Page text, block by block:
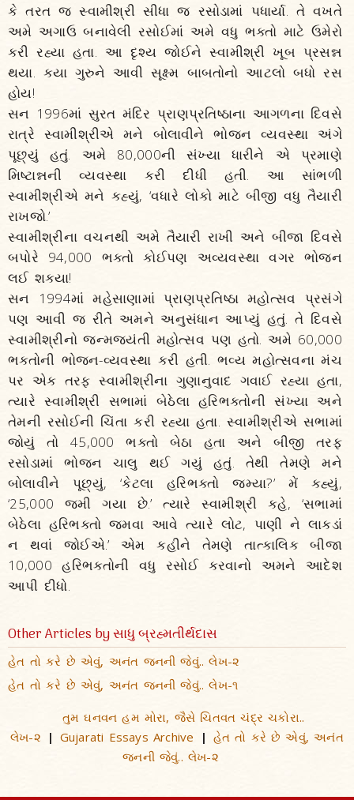
કે તરત જ સ્વામીશ્રી સીધા જ રસોડામાં પધાર્યા. તે વખતે
અમે અગાઉ બનાવેલી રસોઈમાં અમે વધુ ભક્તો માટે ઉમેરો
કરી રહ્યા હતા. આ દૃશ્ય જોઈને સ્વામીશ્રી ખૂબ પ્રસન્ન
થયા. કયા ગુરુને આવી સૂક્ષ્મ બાબતોનો આટલો બધો રસ
હોય!
સન 1996માં સુરત મંદિર પ્રાણપ્રતિષ્ઠાના આગળના દિવસે
રાત્રે સ્વામીશ્રીએ મને બોલાવીને ભોજન વ્યવસ્થા અંગે
પૂછ્યું હતું. અમે 80,000ની સંખ્યા ધારીને એ પ્રમાણે
મિષ્ટાન્નની વ્યવસ્થા કરી દીધી હતી. આ સાંભળી
સ્વામીશ્રીએ મને કહ્યું, ‘વધારે લોકો માટે બીજી વધુ તૈયારી
રાખજો.’
સ્વામીશ્રીના વચનથી અમે તૈયારી રાખી અને બીજા દિવસે
બપોરે 94,000 ભક્તો કોઈપણ અવ્યવસ્થા વગર ભોજન
લઈ શક્યા!
સન 1994માં મહેસાણામાં પ્રાણપ્રતિષ્ઠા મહોત્સવ પ્રસંગે
પણ આવી જ રીતે અમને અનુસંધાન આપ્યું હતું. તે દિવસે
સ્વામીશ્રીનો જન્મજયંતી મહોત્સવ પણ હતો. અમે 60,000
ભક્તોની ભોજન-વ્યવસ્થા કરી હતી. ભવ્ય મહોત્સવના મંચ
પર એક તરફ સ્વામીશ્રીના ગુણાનુવાદ ગવાઈ રહ્યા હતા,
ત્યારે સ્વામીશ્રી સભામાં બેઠેલા હરિભક્તોની સંખ્યા અને
તેમની રસોઈની ચિંતા કરી રહ્યા હતા. સ્વામીશ્રીએ સભામાં
જોયું તો 45,000 ભક્તો બેઠા હતા અને બીજી તરફ
રસોડામાં ભોજન ચાલુ થઈ ગયું હતું. તેથી તેમણે મને
બોલાવીને પૂછ્યું, ‘કેટલા હરિભક્તો જમ્યા?’ મેં કહ્યું,
‘25,000 જમી ગયા છે.’ ત્યારે સ્વામીશ્રી કહે, ‘સભામાં
બેઠેલા હરિભક્તો જમવા આવે ત્યારે લોટ, પાણી ને લાકડાં
ન થવાં જોઈએ.’ એમ કહીને તેમણે તાત્કાલિક બીજા
10,000 હરિભક્તોની વધુ રસોઈ કરવાનો અમને આદેશ
આપી દીધો.
Other Articles by સાધુ બ્રહ્મતીર્થદાસ
હેત તો કરે છે એવું, અનંત જનની જેવું.. લેખ-૨
હેત તો કરે છે એવું, અનંત જનની જેવું.. લેખ-૧
તુમ ઘનવન હમ મોરા, જૈસે ચિતવત ચંદ્ર ચકોરા..
લેખ-૨ | Gujarati Essays Archive | હેત તો કરે છે એવું, અનંત
જનની જેવું.. લેખ-૨